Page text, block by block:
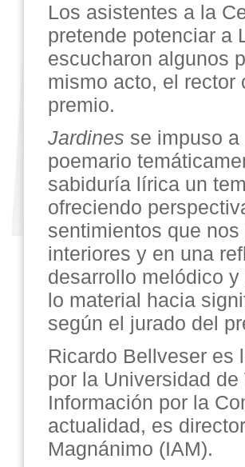
Los asistentes a la
pretende potenciar a
escucharon algunos
mismo acto, el rector
premio.
Jardines se impuso
poemario
sabiduría lírica un
ofreciendo
sentimientos que
interiores y en una
desarrollo melódico
lo material hacia
según el jurado del
Ricardo Bellveser es
por la Universidad
Información por la
actualidad, es
Magnánimo (IAM).